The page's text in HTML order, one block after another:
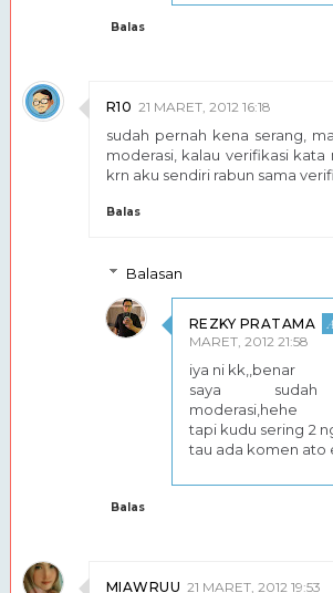
Balas
R10 21 MARET, 2012 16:18
sudah pernah kena serang,
moderasi, kalau verifikasi kata
krn aku sendiri rabun sama
Balas
Balasan
REZKY PRATAMA
MARET, 2012 21:58
iya ni kk,,benar
saya sudah
moderasi,hehe
tapi kudu sering 2
tau ada komen ato
Balas
MIAWRUU 21 MARET, 2012 19:53